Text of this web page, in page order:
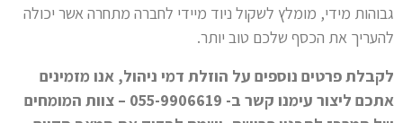
גבוהות מידי, מומלץ לשקול ניוד מיידי לחברה מתחרה אשר יכולה
להעריך את הכסף שלכם טוב יותר.
לקבלת פרטים נוספים על הוזלת דמי ניהול, אנו מזמינים
אתכם ליצור עימנו קשר ב- 055-9906619 – צוות המומחים